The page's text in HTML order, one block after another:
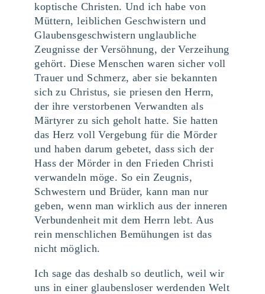
koptische Christen. Und ich habe von
Müttern, leiblichen Geschwistern und
Glaubensgeschwistern unglaubliche
Zeugnisse der Versöhnung, der Verzeihung
gehört. Diese Menschen waren sicher voll
Trauer und Schmerz, aber sie bekannten
sich zu Christus, sie priesen den Herrn,
der ihre verstorbenen Verwandten als
Märtyrer zu sich geholt hatte. Sie hatten
das Herz voll Vergebung für die Mörder
und haben darum gebetet, dass sich der
Hass der Mörder in den Frieden Christi
verwandeln möge. So ein Zeugnis,
Schwestern und Brüder, kann man nur
geben, wenn man wirklich aus der inneren
Verbundenheit mit dem Herrn lebt. Aus
rein menschlichen Bemühungen ist das
nicht möglich.
Ich sage das deshalb so deutlich, weil wir
uns in einer glaubensloser werdenden Welt